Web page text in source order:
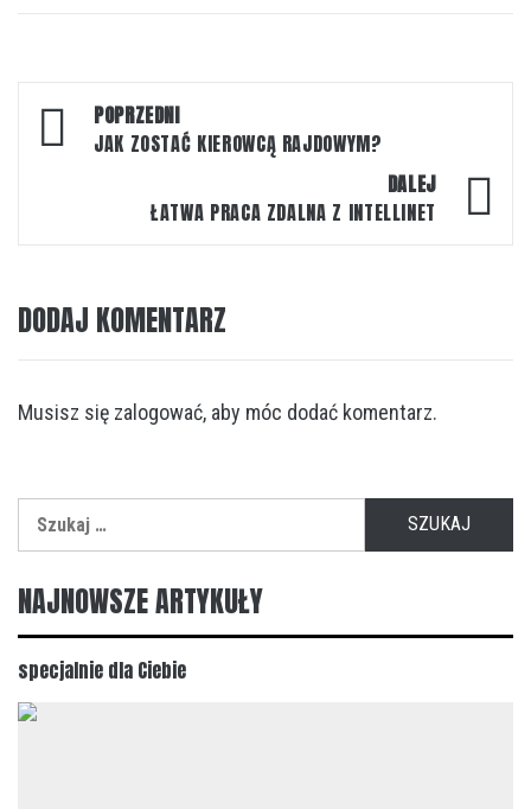
Nawigacja
wpisu
POPRZEDNI
JAK ZOSTAĆ KIEROWCĄ RAJDOWYM?
DALEJ
ŁATWA PRACA ZDALNA Z INTELLINET
DODAJ KOMENTARZ
Musisz się zalogować, aby móc dodać komentarz.
NAJNOWSZE ARTYKUŁY
specjalnie dla Ciebie